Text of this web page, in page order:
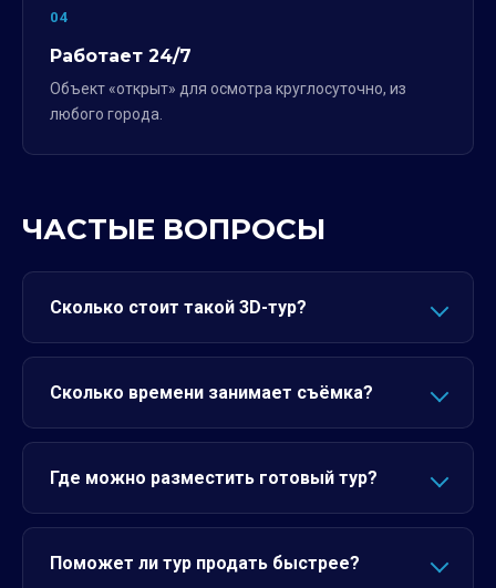
04
Работает 24/7
Объект «открыт» для осмотра круглосуточно, из
любого города.
ЧАСТЫЕ ВОПРОСЫ
Сколько стоит такой 3D-тур?
Сколько времени занимает съёмка?
Где можно разместить готовый тур?
Поможет ли тур продать быстрее?